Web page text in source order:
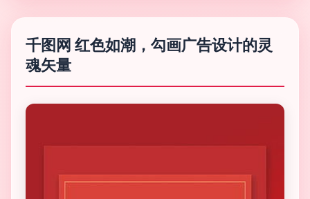
千图网 红色如潮，勾画广告设计的灵
魂矢量